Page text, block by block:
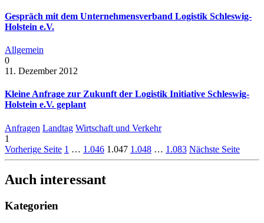
Gespräch mit dem Unternehmensverband Logistik Schleswig-
Holstein e.V.
Allgemein
0
11. Dezember 2012
Kleine Anfrage zur Zukunft der Logistik Initiative Schleswig-
Holstein e.V. geplant
Anfragen Landtag Wirtschaft und Verkehr
1
Vorherige Seite 1 … 1.046 1.047 1.048 … 1.083 Nächste Seite
Auch interessant
Kategorien